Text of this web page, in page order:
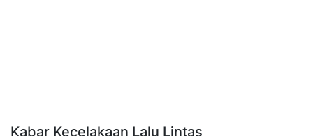
Kabar Kecelakaan Lalu Lintas